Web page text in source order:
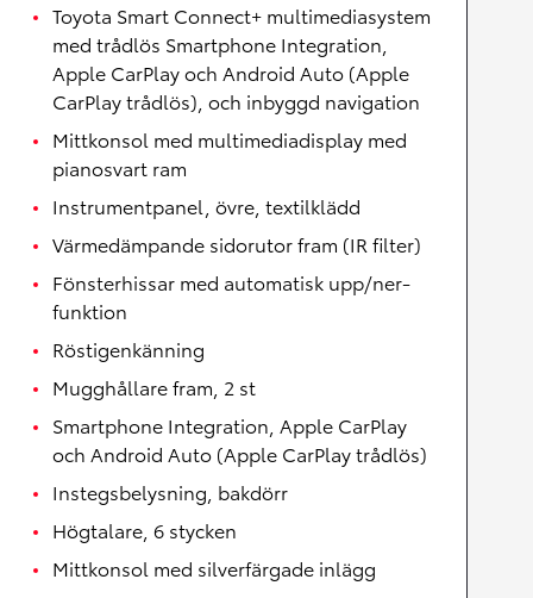
Toyota Smart Connect+ multimediasystem
med trådlös Smartphone Integration,
Apple CarPlay och Android Auto (Apple
CarPlay trådlös), och inbyggd navigation
Mittkonsol med multimediadisplay med
pianosvart ram
Instrumentpanel, övre, textilklädd
Värmedämpande sidorutor fram (IR filter)
Fönsterhissar med automatisk upp/ner-
funktion
Röstigenkänning
Mugghållare fram, 2 st
Smartphone Integration, Apple CarPlay
och Android Auto (Apple CarPlay trådlös)
Instegsbelysning, bakdörr
Högtalare, 6 stycken
Mittkonsol med silverfärgade inlägg